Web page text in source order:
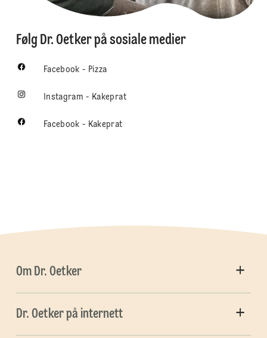
Følg Dr. Oetker på sosiale medier
Facebook - Pizza
Instagram - Kakeprat
Facebook - Kakeprat
Om Dr. Oetker
Dr. Oetker på internett